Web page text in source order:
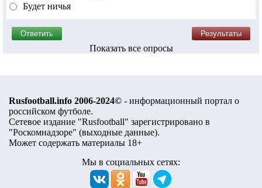
Будет ничья
Показать все опросы
Rusfootball.info 2006-2024© - информационный портал о
российском футболе.
Сетевое издание "Rusfootball" зарегистрировано в
"Роскомнадзоре" (выходные данные).
Может содержать материалы 18+
Мы в социальных сетях: